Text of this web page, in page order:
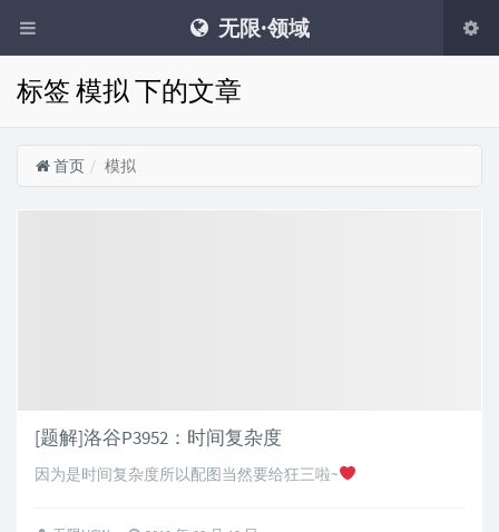
无限·领域
标签 模拟 下的文章
首页 模拟
[题解]洛谷P3952：时间复杂度
因为是时间复杂度所以配图当然要给狂三啦~